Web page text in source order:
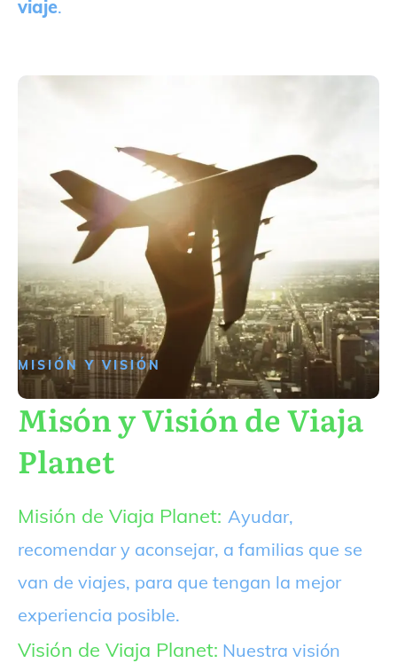
viaje.
MISIÓN Y VISIÓN
Misón y Visión de Viaja
Planet
Misión de Viaja Planet: Ayudar,
recomendar y aconsejar, a familias que se
van de viajes, para que tengan la mejor
experiencia posible.
Visión de Viaja Planet: Nuestra visión